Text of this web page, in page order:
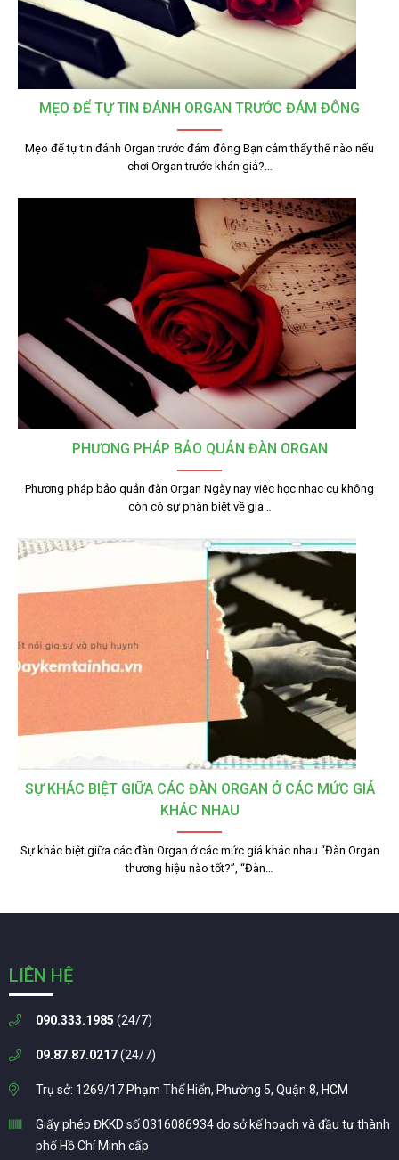
MẸO ĐỂ TỰ TIN ĐÁNH ORGAN TRƯỚC ĐÁM ĐÔNG
Mẹo để tự tin đánh Organ trước đám đông Bạn cảm thấy thế nào nếu
chơi Organ trước khán giả?…
PHƯƠNG PHÁP BẢO QUẢN ĐÀN ORGAN
Phương pháp bảo quản đàn Organ Ngày nay việc học nhạc cụ không
còn có sự phân biệt về gia…
SỰ KHÁC BIỆT GIỮA CÁC ĐÀN ORGAN Ở CÁC MỨC GIÁ
KHÁC NHAU
Sự khác biệt giữa các đàn Organ ở các mức giá khác nhau “Đàn Organ
thương hiệu nào tốt?”, “Đàn…
LIÊN HỆ
090.333.1985 (24/7)
09.87.87.0217(24/7)
Trụ sở: 1269/17 Phạm Thế Hiển, Phường 5, Quận 8, HCM
Giấy phép ĐKKD số 0316086934 do sở kế hoạch và đầu tư thành
phố Hồ Chí Minh cấp